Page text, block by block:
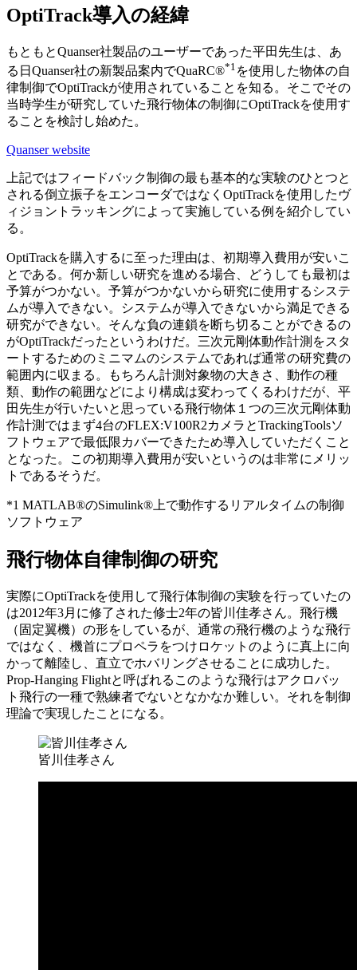
OptiTrack導入の経緯
もともとQuanser社製品のユーザーであった平田先生は、あ
る日Quanser社の新製品案内でQuaRC®*1 を使用した物体の自
律制御でOptiTrackが使用されていることを知る。そこでその
当時学生が研究していた飛行物体の制御にOptiTrackを使用す
ることを検討し始めた。
Quanser website
上記ではフィードバック制御の最も基本的な実験のひとつと
される倒立振子をエンコーダではなくOptiTrackを使用したヴ
ィジョントラッキングによって実施している例を紹介してい
る。
OptiTrackを購入するに至った理由は、初期導入費用が安いこ
とである。何か新しい研究を進める場合、どうしても最初は
予算がつかない。予算がつかないから研究に使用するシステ
ムが導入できない。システムが導入できないから満足できる
研究ができない。そんな負の連鎖を断ち切ることができるの
がOptiTrackだったというわけだ。三次元剛体動作計測をスタ
ートするためのミニマムのシステムであれば通常の研究費の
範囲内に収まる。もちろん計測対象物の大きさ、動作の種
類、動作の範囲などにより構成は変わってくるわけだが、平
田先生が行いたいと思っている飛行物体１つの三次元剛体動
作計測ではまず4台のFLEX:V100R2カメラとTrackingToolsソ
フトウェアで最低限カバーできたため導入していただくこと
となった。この初期導入費用が安いというのは非常にメリッ
トであるそうだ。
*1 MATLAB®のSimulink®上で動作するリアルタイムの制御
ソフトウェア
飛行物体自律制御の研究
実際にOptiTrackを使用して飛行体制御の実験を行っていたの
は2012年3月に修了された修士2年の皆川佳孝さん。飛行機
（固定翼機）の形をしているが、通常の飛行機のような飛行
ではなく、機首にプロペラをつけロケットのように真上に向
かって離陸し、直立でホバリングさせることに成功した。
Prop-Hanging Flightと呼ばれるこのような飛行はアクロバッ
ト飛行の一種で熟練者でないとなかなか難しい。それを制御
理論で実現したことになる。
皆川佳孝さん